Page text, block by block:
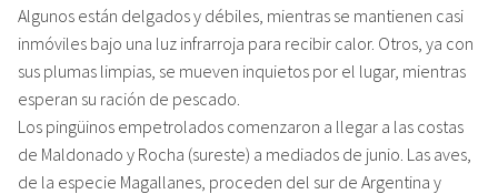
Algunos están delgados y débiles, mientras se mantienen casi
inmóviles bajo una luz infrarroja para recibir calor. Otros, ya con
sus plumas limpias, se mueven inquietos por el lugar, mientras
esperan su ración de pescado.
Los pingüinos empetrolados comenzaron a llegar a las costas
de Maldonado y Rocha (sureste) a mediados de junio. Las aves,
de la especie Magallanes, proceden del sur de Argentina y